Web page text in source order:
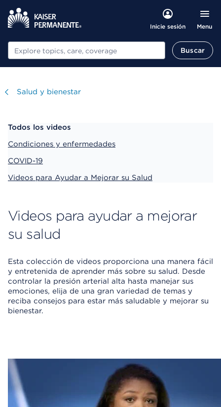
Inicie sesión Menu
Buscar Buscar
Visitar
Salud y bienestar
Todos los videos
Condiciones y enfermedades
COVID-19
Videos para Ayudar a Mejorar su Salud
Videos para ayudar a mejorar
su salud
Esta colección de videos proporciona una manera fácil
y entretenida de aprender más sobre su salud. Desde
controlar la presión arterial alta hasta manejar sus
emociones, elija de una gran variedad de temas y
reciba consejos para estar más saludable y mejorar su
bienestar.